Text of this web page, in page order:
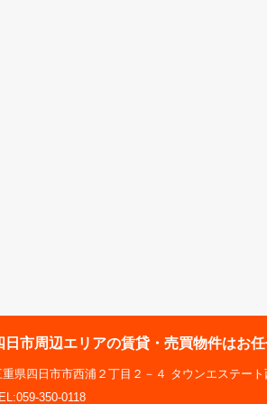
日市周辺エリアの賃貸・売買物件はお任
重県四日市市西浦２丁目２－４ タウンエステート
350-0118